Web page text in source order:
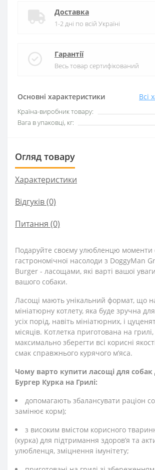
Основні характеристики Всі
Країна-виробник товару:
Вага в упаковці, кг:
Доставка
1-2 дні по всій Україні
Гарантії
Весь товар сертифікований
Огляд товару
Характеристики
Відгуків (0)
Питання (0)
Подаруйте своєму улюбленцю моменти
гастрономічної насолоди з DoggyMan
Burger - ласощами, які варті вашої
вашого собаки.
Ласощі мають унікальний формат, що
мініатюрну котлету, яка буде зручна
усіх порід, навіть мініатюрних, і
місяців. Котлетка приготована на
максимально зберегти всі корисні
смак справжнього курячого м’яса.
Чому варто купити ласощі для собак
Бургер Курка на Грилі:
допомагають збалансувати раціон
замінює корм);
з високим вмістом корисного
(курка) для підтримання здоров’я та
улюбленця, зміцнення імунітету;